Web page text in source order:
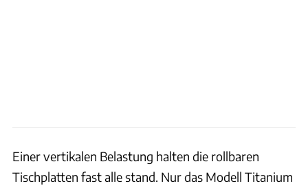
Einer vertikalen Belastung halten die rollbaren
Tischplatten fast alle stand. Nur das Modell Titanium